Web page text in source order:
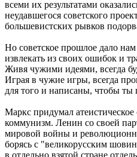
всеми их результатами
неудавшегося советского
большевистских рывков
Но советское прошлое дало
извлекать из своих ошибок и
Живя чужими идеями, всегда
Играя в чужие игры, всегда
для того и написаны, чтобы ты
Маркс придумал
коммунизм. Ленин со своей
мировой войны и
борясь с "великорусским
в отдельно взятой стране